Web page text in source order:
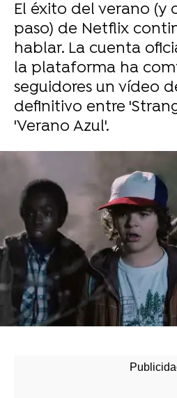
El éxito del verano (y
paso) de Netflix
hablar. La cuenta
la plataforma ha
seguidores un vídeo
definitivo entre
'Verano Azul'.
-